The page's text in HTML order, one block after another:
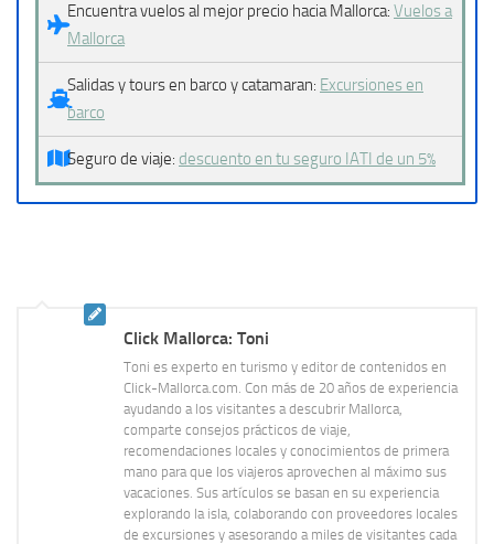
Encuentra vuelos al mejor precio hacia Mallorca: Vuelos a
Mallorca
Salidas y tours en barco y catamaran: Excursiones en
barco
Seguro de viaje: descuento en tu seguro IATI de un 5%
Click Mallorca: Toni
Toni es experto en turismo y editor de contenidos en
Click-Mallorca.com. Con más de 20 años de experiencia
ayudando a los visitantes a descubrir Mallorca,
comparte consejos prácticos de viaje,
recomendaciones locales y conocimientos de primera
mano para que los viajeros aprovechen al máximo sus
vacaciones. Sus artículos se basan en su experiencia
explorando la isla, colaborando con proveedores locales
de excursiones y asesorando a miles de visitantes cada